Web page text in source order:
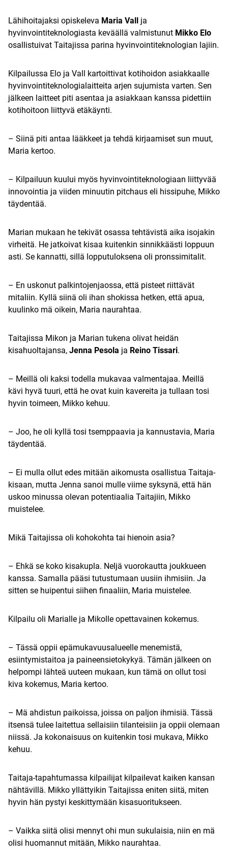
Lähihoitajaksi opiskeleva Maria Vall
ja
hyvinvointiteknologiasta keväällä valmistunut Mikko Elo
osallistuivat Taitajissa parina hyvinvointiteknologian lajiin.
Kilpailussa Elo ja Vall kartoittivat kotihoidon asiakkaalle
hyvinvointiteknologialaitteita arjen sujumista varten. Sen
jälkeen laitteet piti asentaa ja asiakkaan kanssa pidettiin
kotihoitoon liittyvä etäkäynti.
– Siinä piti antaa lääkkeet ja tehdä kirjaamiset sun muut,
Maria kertoo.
– Kilpailuun kuului myös hyvinvointiteknologiaan liittyvää
innovointia ja viiden minuutin pitchaus eli hissipuhe, Mikko
täydentää.
Marian mukaan he tekivät osassa tehtävistä aika isojakin
virheitä. He jatkoivat kisaa kuitenkin sinnikkäästi loppuun
asti. Se kannatti, sillä lopputuloksena oli pronssimitalit.
– En uskonut palkintojenjaossa, että pisteet riittävät
mitaliin. Kyllä siinä oli ihan shokissa hetken, että apua,
kuulinko mä oikein, Maria naurahtaa.
Taitajissa Mikon ja Marian tukena olivat heidän
kisahuoltajansa, Jenna Pesola ja Reino Tissari.
– Meillä oli kaksi todella mukavaa valmentajaa. Meillä
kävi hyvä tuuri, että he ovat kuin kavereita ja tullaan tosi
hyvin toimeen, Mikko kehuu.
– Joo, he oli kyllä tosi tsemppaavia ja kannustavia, Maria
täydentää.
– Ei mulla ollut edes mitään aikomusta osallistua Taitaja-
kisaan, mutta Jenna sanoi mulle viime syksynä, että hän
uskoo minussa olevan potentiaalia Taitajiin, Mikko
muistelee.
Mikä Taitajissa oli kohokohta tai hienoin asia?
– Ehkä se koko kisakupla. Neljä vuorokautta joukkueen
kanssa. Samalla pääsi tutustumaan uusiin ihmisiin. Ja
sitten se huipentui siihen finaaliin, Maria muistelee.
Kilpailu oli Marialle ja Mikolle opettavainen kokemus.
– Tässä oppii epämukavuusalueelle menemistä,
esiintymistaitoa ja paineensietokykyä. Tämän jälkeen on
helpompi lähteä uuteen mukaan, kun tämä on ollut tosi
kiva kokemus, Maria kertoo.
– Mä ahdistun paikoissa, joissa on paljon ihmisiä. Tässä
itsensä tulee laitettua sellaisiin tilanteisiin ja oppii olemaan
niissä. Ja kokonaisuus on kuitenkin tosi mukava, Mikko
kehuu.
Taitaja-tapahtumassa kilpailijat kilpailevat kaiken kansan
nähtävillä. Mikko yllättyikin Taitajissa eniten siitä, miten
hyvin hän pystyi keskittymään kisasuoritukseen.
– Vaikka siitä olisi mennyt ohi mun sukulaisia, niin en mä
olisi huomannut mitään, Mikko naurahtaa.